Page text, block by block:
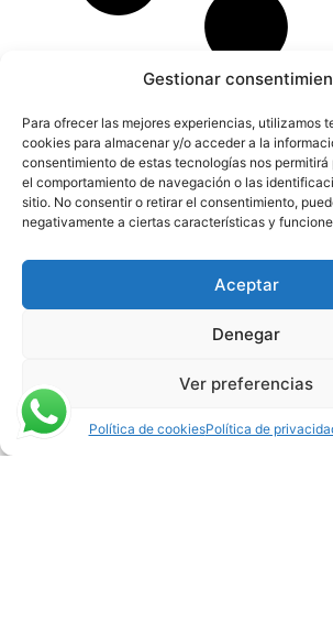
Gestionar
Para ofrecer las mejores experiencias, utilizamos
cookies para almacenar y/o acceder a la
consentimiento de estas tecnologías nos
el comportamiento de navegación o las
sitio. No consentir o retirar el consentimiento,
negativamente a ciertas características y
Aceptar
Denegar
Ver preferencias
Política de cookiesPolítica de